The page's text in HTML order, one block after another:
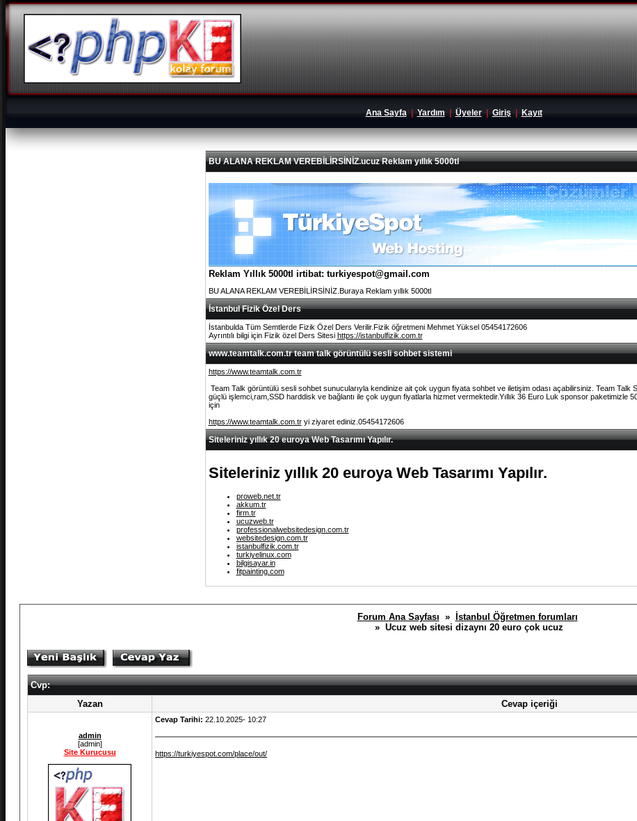
Ana Sayfa| Yardım Üyeler| Giriş| Kayıt
BU ALANA REKLAM VEREBİLİRSİNİZ.ucuz Reklam yıllık 5000tl
Reklam Yıllık 5000tl irtibat: turkiyespot@gmail.com
BU ALANA REKLAM VEREBİLİRSİNİZ.Buraya Reklam yıllık 5000tl
İstanbul Fizik Özel Ders
İstanbulda Tüm Semtlerde Fizik Özel Ders Verilir.Fizik öğretmeni Mehmet Yüksel 05454172606
Ayrıntılı bilgi için Fizik özel Ders Sitesi https://istanbulfizik.com.tr
www.teamtalk.com.tr team talk görüntülü sesli sohbet sistemi
https://www.teamtalk.com.tr
Team Talk görüntülü sesli sohbet sunucularıyla kendinize ait çok uygun fiyata sohbet ve iletişim odası açabilirsiniz. Team Talk
güçlü işlemci,ram,SSD harddisk ve bağlantı ile çok uygun fiyatlarla hizmet vermektedir.Yıllık 36 Euro Luk sponsor paketimizle
için
https://www.teamtalk.com.tryi ziyaret ediniz.05454172606
Siteleriniz yıllık 20 euroya Web Tasarımı Yapılır.
Siteleriniz yıllık 20 euroya Web Tasarımı Yapılır.
proweb.net.tr
akkum.tr
firm.tr
ucuzweb.tr
professionalwebsitedesign.com.tr
websitedesign.com.tr
istanbulfizik.com.tr
turkiyelinux.com
bilgisayar.in
fitpainting.com
Forum Ana Sayfası »
İstanbul Öğretmen forumları
» Ucuz web sitesi dizaynı 20 euro çok ucuz
Cvp:
Yazan Cevap içeriği
admin
[admin]
Site Kurucusu
Cevap Tarihi: 22.10.2025- 10:27
https://turkiyespot.com/place/out/